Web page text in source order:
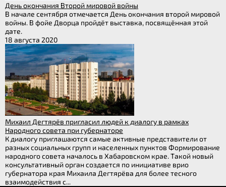
День окончания Второй мировой войны
В начале сентября отмечается День окончания второй мировой
войны. В фойе Дворца пройдёт выставка, посвящённая этой
дате.
18 августа 2020
Михаил Дегтярёв пригласил людей к диалогу в рамках
Народного совета при губернаторе
К диалогу приглашаются самые активные представители от
разных социальных групп и населенных пунктов Формирование
народного совета началось в Хабаровском крае. Такой новый
консультативный орган создается по инициативе врио
губернатора края Михаила Дегтярёва для более тесного
взаимодействия с...